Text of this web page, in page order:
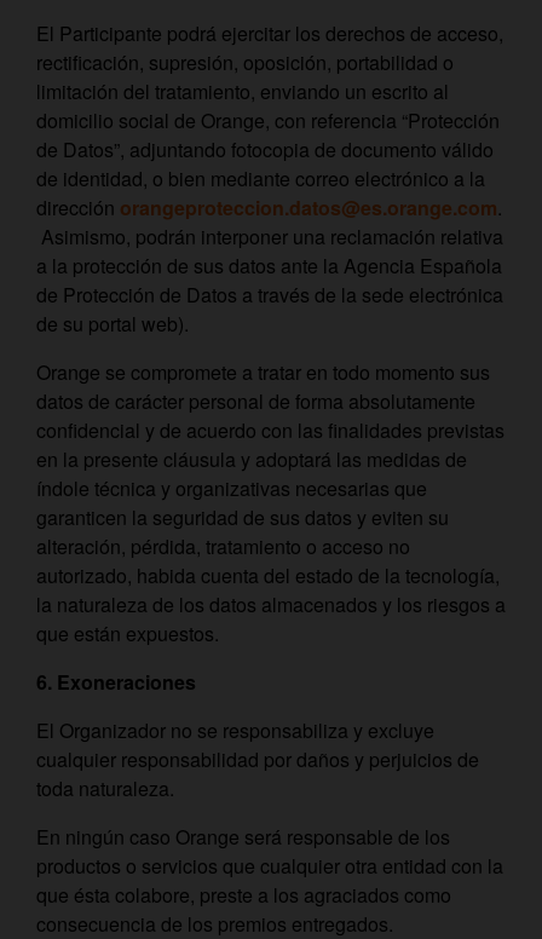
El Participante podrá ejercitar los derechos de acceso,
rectificación, supresión, oposición, portabilidad o
limitación del tratamiento, enviando un escrito al
domicilio social de Orange, con referencia “Protección
de Datos”, adjuntando fotocopia de documento válido
de identidad, o bien mediante correo electrónico a la
dirección orangeproteccion.datos@es.orange.com.
Asimismo, podrán interponer una reclamación relativa
a la protección de sus datos ante la Agencia Española
de Protección de Datos a través de la sede electrónica
de su portal web).
Orange se compromete a tratar en todo momento sus
datos de carácter personal de forma absolutamente
confidencial y de acuerdo con las finalidades previstas
en la presente cláusula y adoptará las medidas de
índole técnica y organizativas necesarias que
garanticen la seguridad de sus datos y eviten su
alteración, pérdida, tratamiento o acceso no
autorizado, habida cuenta del estado de la tecnología,
la naturaleza de los datos almacenados y los riesgos a
que están expuestos.
6. Exoneraciones
El Organizador no se responsabiliza y excluye
cualquier responsabilidad por daños y perjuicios de
toda naturaleza.
En ningún caso Orange será responsable de los
productos o servicios que cualquier otra entidad con la
que ésta colabore, preste a los agraciados como
consecuencia de los premios entregados.